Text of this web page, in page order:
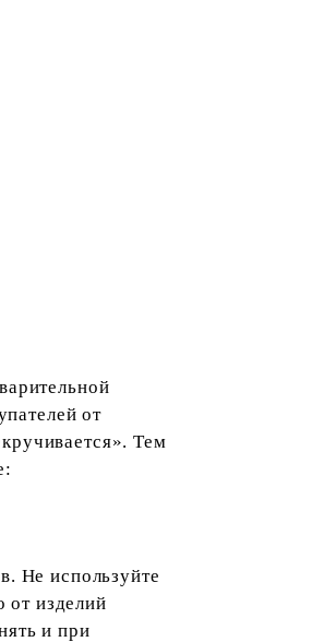
от
Тем
Не используйте
изделий
и при